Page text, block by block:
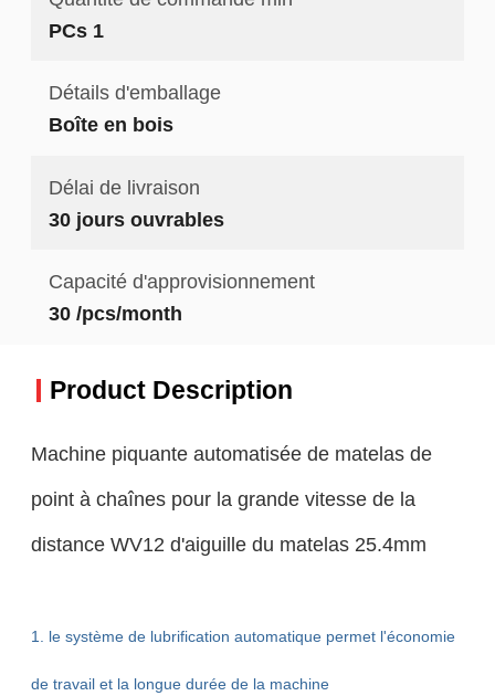
PCs 1
Détails d'emballage
Boîte en bois
Délai de livraison
30 jours ouvrables
Capacité d'approvisionnement
30 /pcs/month
Product Description
Machine piquante automatisée de matelas de
point à chaînes pour la grande vitesse de la
distance WV12 d'aiguille du matelas 25.4mm
1. le système de lubrification automatique permet l'économie
de travail et la longue durée de la machine